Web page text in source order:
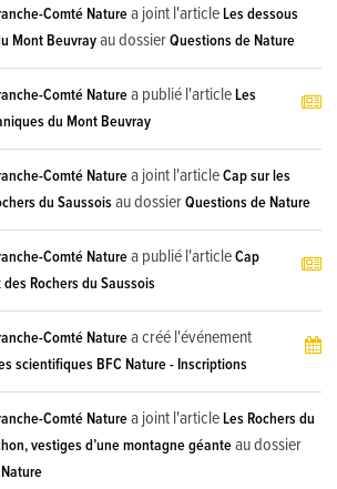
Comté Naturea joint l'articleLes dessous
Mont Beuvrayau dossierQuestions de Nature
Comté Naturea publié l'articleLes
du Mont Beuvray
Comté Naturea joint l'articleCap sur les
du Saussois au dossierQuestions de Nature
Comté Naturea publié l'articleCap
Rochers du Saussois
Comté Naturea créé l'événement
scientifiques BFC Nature - Inscriptions
Comté Naturea joint l'articleLes Rochers du
vestiges d’une montagne géanteau dossier